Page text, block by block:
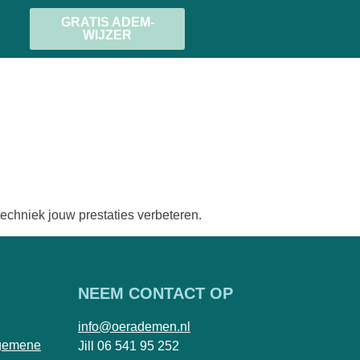
GRATIS ADEM-
WIJZER
jouw prestaties verbeteren.
NEEM CONTACT OP
info@oerademen.nl
Jill 06 541 95 252